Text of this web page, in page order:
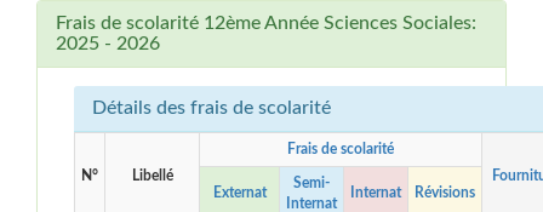
Frais de scolarité 12ème Année Sciences Sociales:
2025 - 2026
Détails des frais de scolarité
N° Libellé
Frais de scolarité
Externat
Semi-
Internat
Internat Révisions